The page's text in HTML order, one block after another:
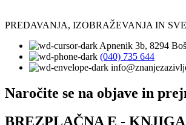
PREDAVANJA, IZOBRAŽEVANJA IN
Apnenik 3b, 8294
(040) 735 644
Naročite se na objave in
BREZPLAČNA E -